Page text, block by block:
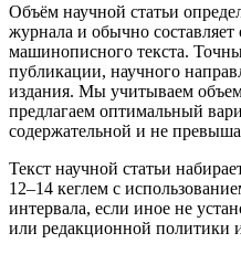
Объём научной статьи
журнала и обычно составляет
машинописного текста.
публикации, научного
издания. Мы учитываем
предлагаем оптимальный
содержательной и не
Текст научной статьи
12–14 кеглем с
интервала, если иное не
или редакционной политики